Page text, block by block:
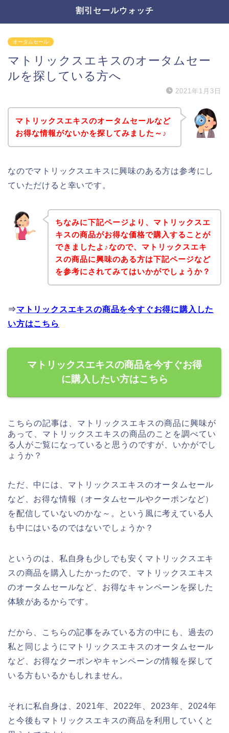
割引セールウォッチ
オータムセール
マトリックスエキスのオータムセー
ルを探している方へ
2021年1月3日
マトリックスエキスのオータムセールなど
お得な情報がないかを探してみました～♪
なのでマトリックスエキスに興味のある方は参考にし
ていただけると幸いです。
ちなみに下記ページより、マトリックスエ
キスの商品がお得な価格で購入することが
できましたよ♪なので、マトリックスエキ
スの商品に興味のある方は下記ページなど
を参考にされてみてはいかがでしょうか？
⇒マトリックスエキスの商品を今すぐお得に購入した
い方はこちら
マトリックスエキスの商品を今すぐお得
に購入したい方はこちら
こちらの記事は、マトリックスエキスの商品に興味が
あって、マトリックスエキスの商品のことを調べてい
る人がご覧になっていると思うのですが、いかがでし
ょうか？
ただ、中には、マトリックスエキスのオータムセール
など、お得な情報（オータムセールやクーポンなど）
を配信していないのかな～。という風に考えている人
も中にはいるのではないでしょうか？
というのは、私自身も少しでも安くマトリックスエキ
スの商品を購入したかったので、マトリックスエキス
のオータムセールなど、お得なキャンペーンを探した
体験があるからです。
だから、こちらの記事をみている方の中にも、過去の
私と同じようにマトリックスエキスのオータムセール
など、お得なクーポンやキャンペーンの情報を探して
いる方もいるかもしれません。
それに私自身は、2021年、2022年、2023年、2024年
と今後もマトリックスエキスの商品を利用していくと